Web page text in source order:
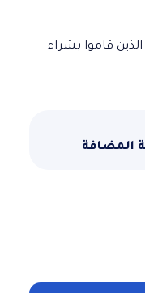
المضافة
قاموا بشراء